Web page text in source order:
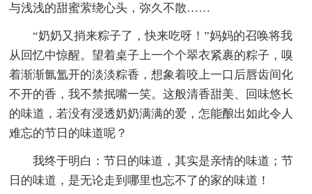
与浅浅的甜蜜萦绕心头，弥久不散……
“奶奶又捎来粽子了，快来吃呀！”妈妈的召唤将我
从回忆中惊醒。望着桌子上一个个翠衣紧裹的粽子，嗅
着渐渐氤氲开的淡淡粽香，想象着咬上一口后唇齿间化
不开的香，我不禁抿嘴一笑。这般清香甜美、回味悠长
的味道，若没有浸透奶奶满满的爱，怎能酿出如此令人
难忘的节日的味道呢？
我终于明白：节日的味道，其实是亲情的味道；节
日的味道，是无论走到哪里也忘不了的家的味道！